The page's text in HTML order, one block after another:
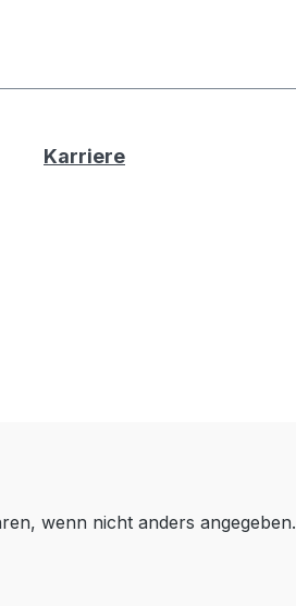
Karriere
wenn nicht anders angegeben.